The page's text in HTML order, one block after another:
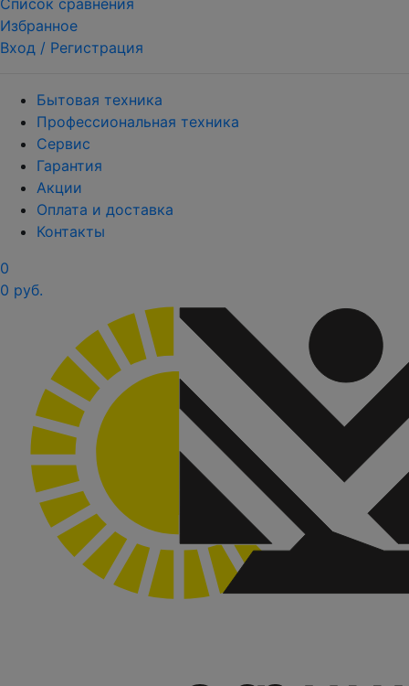
Список сравнения
Избранное
Вход / Регистрация
Бытовая техника
Профессиональная техника
Сервис
Гарантия
Акции
Оплата и доставка
Контакты
0
0 руб.